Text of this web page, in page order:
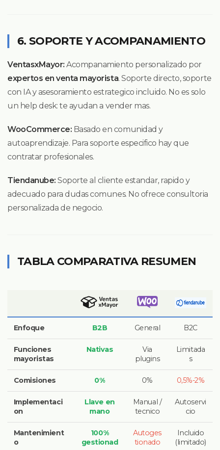
6. SOPORTE Y ACOMPANAMIENTO
VentasxMayor: Acompanamiento personalizado por
expertos en venta mayorista. Soporte directo, soporte
con IA y asesoramiento estrategico incluido. No es solo
un help desk: te ayudan a vender mas.
WooCommerce: Basado en comunidad y
autoaprendizaje. Para soporte especifico hay que
contratar profesionales.
Tiendanube: Soporte al cliente estandar, rapido y
adecuado para dudas comunes. No ofrece consultoria
personalizada de negocio.
TABLA COMPARATIVA RESUMEN
Enfoque B2B General B2C
Funciones
mayoristas
Nativas
Via
plugins
Limitada
s
Comisiones 0% 0% 0,5%-2%
Implementaci
on
Llave en
mano
Manual /
tecnico
Autoservi
cio
Mantenimient
o
100%
gestionad
Autoges
tionado
Incluido
(limitado)